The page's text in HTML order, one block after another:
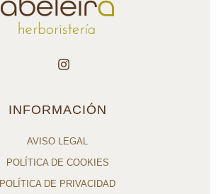
INFORMACIÓN
AVISO LEGAL
POLÍTICA DE COOKIES
POLÍTICA DE PRIVACIDAD